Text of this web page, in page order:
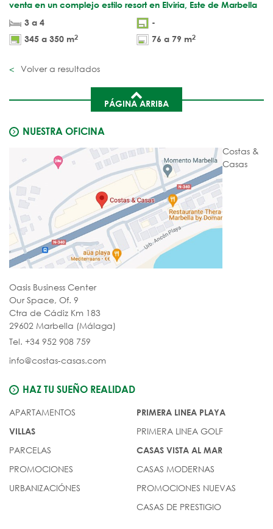
venta en un complejo estilo resort en Elviria, Este de Marbella
3 a 4
-
345 a 350 m2 76 a 79 m2
Volver a resultados
PÁGINA ARRIBA
NUESTRA OFICINA
Costas &
Casas
Oasis Business Center
Our Space, Of. 9
Ctra de Cádiz Km 183
29602 Marbella (Málaga)
Tel. +34 952 908 759
info@costas-casas.com
HAZ TU SUEÑO REALIDAD
APARTAMENTOS
VILLAS
PARCELAS
PROMOCIONES
URBANIZACIÓNES
PRIMERA LINEA PLAYA
PRIMERA LINEA GOLF
CASAS VISTA AL MAR
CASAS MODERNAS
PROMOCIONES NUEVAS
CASAS DE PRESTIGIO